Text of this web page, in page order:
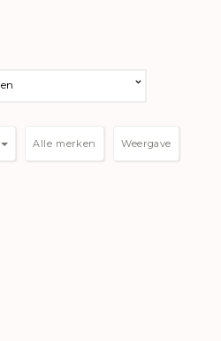
Weergave